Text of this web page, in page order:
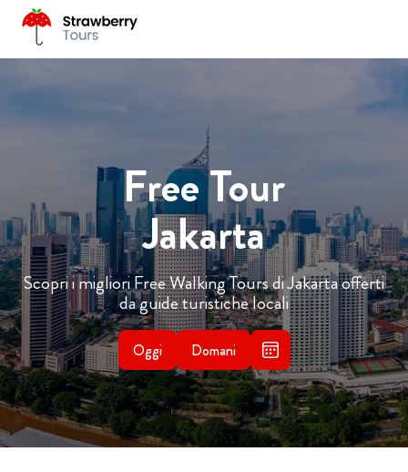
Free Tour
Jakarta
Scopri i migliori Free Walking Tours di Jakarta offerti
da guide turistiche locali
Oggi Domani